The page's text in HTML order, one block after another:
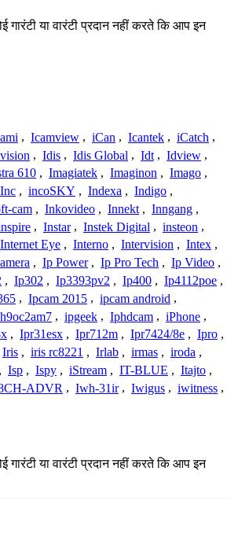
या वारंटी प्रदान नहीं करते कि आप इन
, Icamview , iCan , Icantek , iCatch ,
, Idis , Idis Global , Idt , Idview ,
610 , Imagiatek , Imaginon , Imago ,
Inc , incoSKY , Indexa , Indigo ,
cam , Inkovideo , Innekt , Inngang ,
, Instar , Instek Digital , insteon ,
Internet Eye , Interno , Intervision , Intex ,
, Ip Power , Ip Pro Tech , Ip Video ,
, Ip302 , Ip3393pv2 , Ip400 , Ip4112poe ,
, Ipcam 2015 , ipcam android ,
, ipgeek , Iphdcam , iPhone ,
, Ipr31esx , Ipr712m , Ipr7424/8e , Ipro ,
Iris , iris rc8221 , Irlab , irmas , iroda ,
, Isp , Ispy , iStream , IT-BLUE , Itajto ,
ADVR , Iwh-31ir , Iwigus , iwitness ,
या वारंटी प्रदान नहीं करते कि आप इन